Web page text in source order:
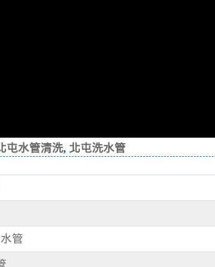
屯水管清洗, 北屯洗水管
管